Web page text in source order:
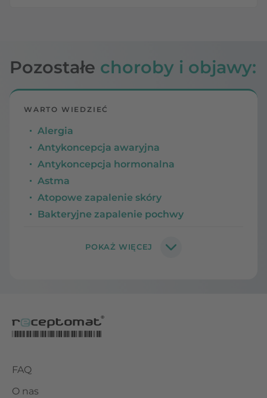
Pozostałe choroby i objawy:
WARTO WIEDZIEĆ
Alergia
Antykoncepcja awaryjna
Antykoncepcja hormonalna
Astma
Atopowe zapalenie skóry
Bakteryjne zapalenie pochwy
FAQ
O nas